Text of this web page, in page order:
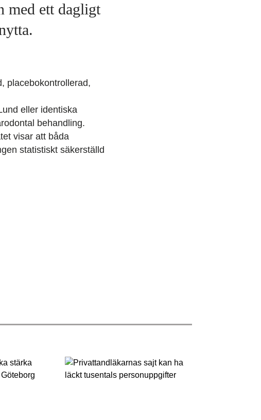
med ett dagligt
placebokontrollerad,
eller identiska
behandling.
visar att båda
statistiskt säkerställd